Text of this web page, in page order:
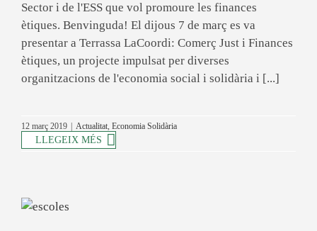
Sector i de l'ESS que vol promoure les finances
ètiques. Benvinguda! El dijous 7 de març es va
presentar a Terrassa LaCoordi: Comerç Just i Finances
ètiques, un projecte impulsat per diverses
organitzacions de l'economia social i solidària i [...]
12 març 2019 Actualitat, Economia Solidària
LLEGEIX MÉS